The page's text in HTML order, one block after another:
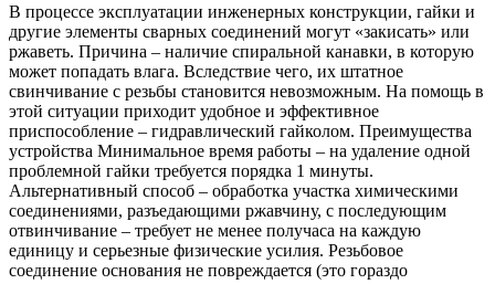
В процессе эксплуатации инженерных конструкции, гайки и
другие элементы сварных соединений могут «закисать» или
ржаветь. Причина – наличие спиральной канавки, в которую
может попадать влага. Вследствие чего, их штатное
свинчивание с резьбы становится невозможным. На помощь в
этой ситуации приходит удобное и эффективное
приспособление – гидравлический гайколом. Преимущества
устройства Минимальное время работы – на удаление одной
проблемной гайки требуется порядка 1 минуты.
Альтернативный способ – обработка участка химическими
соединениями, разъедающими ржавчину, с последующим
отвинчивание – требует не менее получаса на каждую
единицу и серьезные физические усилия. Резьбовое
соединение основания не повреждается (это гораздо